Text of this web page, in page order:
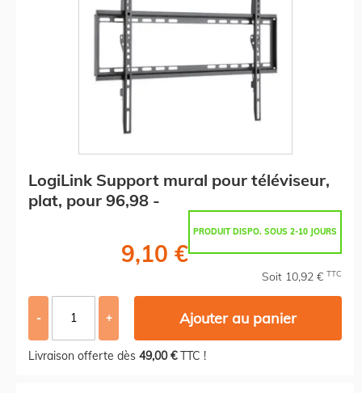
LogiLink Support mural pour téléviseur,
plat, pour 96,98 -
PRODUIT DISPO. SOUS 2-10 JOURS
9,10 €
Soit 10,92 € TTC
- + Ajouter au panier
Livraison offerte dès 49,00 €TTC !